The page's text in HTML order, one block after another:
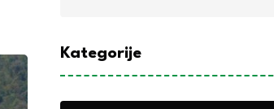
Kategorije